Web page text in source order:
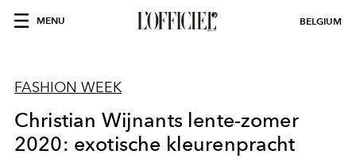
MENU BELGIUM
FASHION WEEK
Christian Wijnants lente-zomer
2020: exotische kleurenpracht